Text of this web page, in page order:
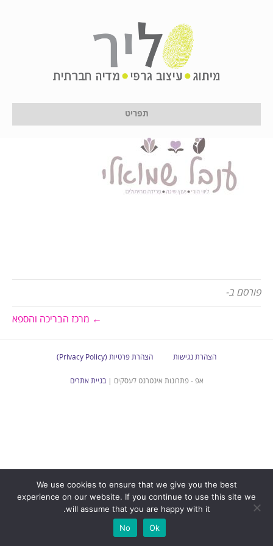
תפריט
25 במאי 2025
פורסם ב-
← מרכז הבריכה והספא
הצהרת נגישות הצהרת פרטיות (Privacy Policy)
אפ - פתרונות אינטרנט לעסקים |בניית אתרים
We use cookies to ensure that we give you the best
experience on our website. If you continue to use this site we
will assume that you are happy with it.
Ok
No